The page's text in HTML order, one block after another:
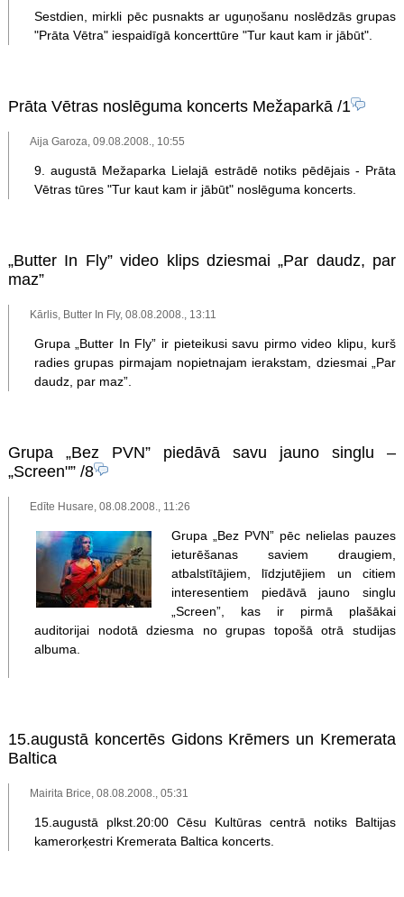
Sestdien, mirkli pēc pusnakts ar uguņošanu noslēdzās grupas
"Prāta Vētra" iespaidīgā koncerttūre "Tur kaut kam ir jābūt".
Prāta Vētras noslēguma koncerts Mežaparkā/1
Aija Garoza, 09.08.2008., 10:55
9. augustā Mežaparka Lielajā estrādē notiks pēdējais - Prāta
Vētras tūres "Tur kaut kam ir jābūt" noslēguma koncerts.
„Butter In Fly” video klips dziesmai „Par daudz, par
maz”
Kārlis, Butter In Fly, 08.08.2008., 13:11
Grupa „Butter In Fly” ir pieteikusi savu pirmo video klipu, kurš
radies grupas pirmajam nopietnajam ierakstam, dziesmai „Par
daudz, par maz”.
Grupa „Bez PVN” piedāvā savu jauno singlu –
„Screen"”/8
Edīte Husare, 08.08.2008., 11:26
Grupa „Bez PVN” pēc nelielas pauzes
ieturēšanas saviem draugiem,
atbalstītājiem, līdzjutējiem un citiem
interesentiem piedāvā jauno singlu
„Screen”, kas ir pirmā plašākai
auditorijai nodotā dziesma no grupas topošā otrā studijas
albuma.
15.augustā koncertēs Gidons Krēmers un Kremerata
Baltica
Mairita Brice, 08.08.2008., 05:31
15.augustā plkst.20:00 Cēsu Kultūras centrā notiks Baltijas
kamerorķestri Kremerata Baltica koncerts.